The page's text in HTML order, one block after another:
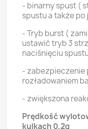
- binarny spust (
spustu a także
- Tryb burst (
ustawić tryb 3
naciśnięciu
- zabezpieczenie
rozładowaniem
- zwiększona
Prędkość
kulkach 0,2g